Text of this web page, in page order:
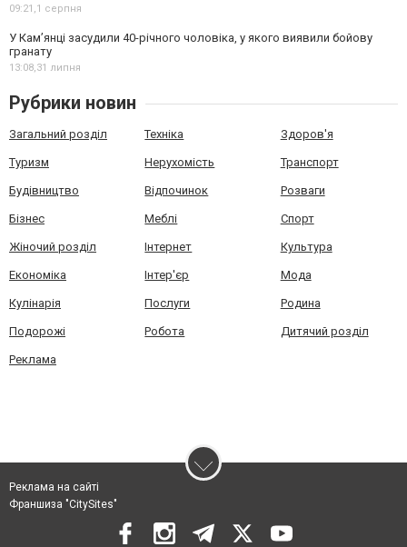
09:21,1 серпня
У Камʼянці засудили 40-річного чоловіка, у якого виявили бойову
гранату
13:08,31 липня
Рубрики новин
Загальний розділ Техніка Здоров'я
Туризм Нерухомість Транспорт
Будівництво Відпочинок Розваги
Бізнес Меблі Спорт
Жіночий розділ Інтернет Культура
Економіка Інтер'єр Мода
Кулінарія Послуги Родина
Подорожі Робота Дитячий розділ
Реклама
Реклама на сайті
Франшиза "CitySites"